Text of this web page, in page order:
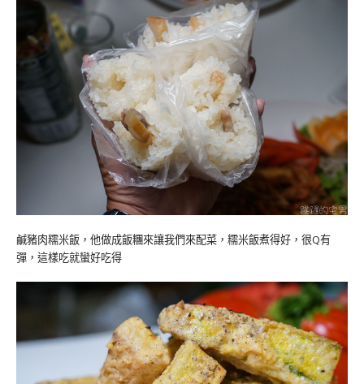
鹹豬肉糯米飯，他做成飯糰來讓我們來配菜，糯米飯煮得好，很Q有
彈，這樣吃就蠻好吃得